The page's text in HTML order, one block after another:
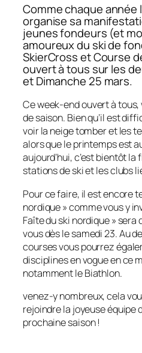
Comme chaque année
organise sa
jeunes fondeurs (et
amoureux du ski de
SkierCross et Course
ouvert à tous sur les
et Dimanche 25 mars.
Ce week-end ouvert à
de saison. Bien qu’il est
voir la neige tomber et les
alors que le printemps est
aujourd’hui, c’est bientôt la
stations de ski et les clubs
Pour ce faire, il est encore
nordique » comme vous y
Faîte du ski nordique »
vous dès le samedi 23. Au
courses vous pourrez
disciplines en vogue en ce
notamment le Biathlon.
venez-y nombreux, cela
rejoindre la joyeuse équipe
prochaine saison !